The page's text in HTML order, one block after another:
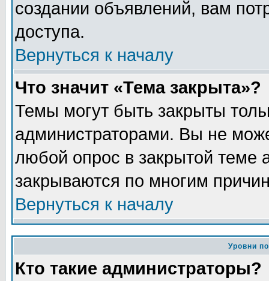
создании объявлений, вам
доступа.
Вернуться к началу
Что значит «Тема закрыта»?
Темы могут быть закрыты
администраторами. Вы не
любой опрос в закрытой теме
закрываются по многим
Вернуться к началу
Уровни
Кто такие администраторы?